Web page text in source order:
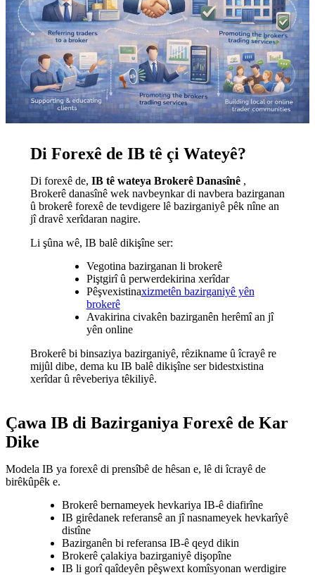
Di Forexê de IB tê çi Wateyê?
Di forexê de, IB tê wateya Brokerê Danasînê ,
Brokerê danasînê wek navbeynkar di navbera bazirganan
û brokerê forexê de tevdigere lê bazirganiyê pêk nîne an
jî dravê xerîdaran nagire.
Li şûna wê, IB balê dikişîne ser:
Vegotina bazirganan li brokerê
Piştgirî û perwerdekirina xerîdar
Pêşvexistinaxizmetên bazirganiyê yên
brokerê
Avakirina civakên bazirganên herêmî an jî
yên online
Brokerê bi binsaziya bazirganiyê, rêzikname û îcrayê re
mijûl dibe, dema ku IB balê dikişîne ser bidestxistina
xerîdar û rêveberiya têkiliyê.
Çawa IB di Bazirganiya Forexê de Kar
Dike
Modela IB ya forexê di prensîbê de hêsan e, lê di îcrayê de
birêkûpêk e.
Brokerê bernameyek hevkariya IB-ê diafirîne
IB girêdanek referansê an jî nasnameyek hevkarîyê
distîne
Bazirganên bi referansa IB-ê qeyd dikin
Brokerê çalakiya bazirganiyê dişopîne
IB li gorî qaîdeyên pêşwext komîsyonan werdigire